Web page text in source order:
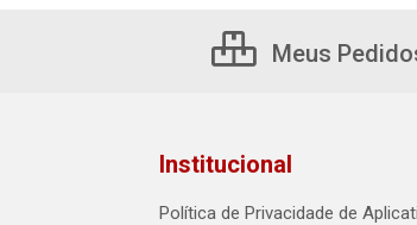
Meus
Institucional
Política de Privacidade de